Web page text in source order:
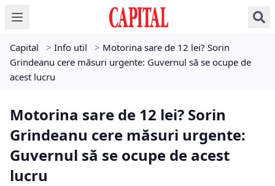
Capital > Info util > Motorina sare de 12 lei? Sorin
Grindeanu cere măsuri urgente: Guvernul să se ocupe de
acest lucru
Motorina sare de 12 lei? Sorin
Grindeanu cere măsuri urgente:
Guvernul să se ocupe de acest
lucru